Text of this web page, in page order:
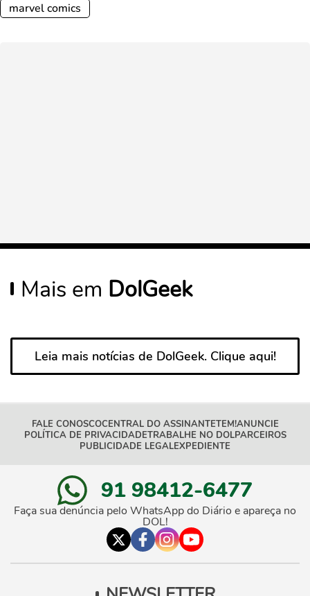
marvel comics
Mais em DolGeek
Leia mais notícias de DolGeek. Clique aqui!
FALE CONOSCOCENTRAL DO ASSINANTETEM!ANUNCIE
POLÍTICA DE PRIVACIDADETRABALHE NO DOLPARCEIROS
PUBLICIDADE LEGALEXPEDIENTE
91 98412-6477
Faça sua denúncia pelo WhatsApp do Diário e apareça no
DOL!